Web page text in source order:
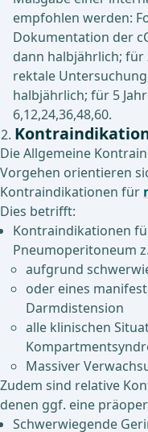
empfohlen werden:
Dokumentation der
dann halbjährlich; für
rektale
halbjährlich; für 5
6,12,24,36,48,60.
Die Allgemeine
Vorgehen orientieren
Kontraindikationen für
Dies betrifft:
Kontraindikationen
Pneumoperitoneum
aufgrund
oder eines
Darmdistension
alle klinischen
Massiver
Zudem sind relative
denen ggf. eine
Schwerwiegende